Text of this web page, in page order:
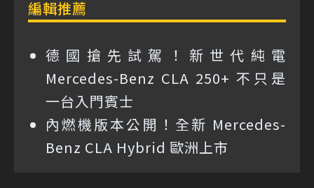
編輯推薦
德國搶先試駕！新世代純電
Mercedes-Benz CLA 250+ 不只是
一台入門賓士
內燃機版本公開！全新 Mercedes-
Benz CLA Hybrid 歐洲上市